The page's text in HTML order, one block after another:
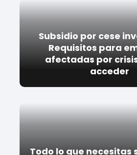
Subsidio por cese
Requisitos para
afectadas por
acceder
Todo lo que necesitas